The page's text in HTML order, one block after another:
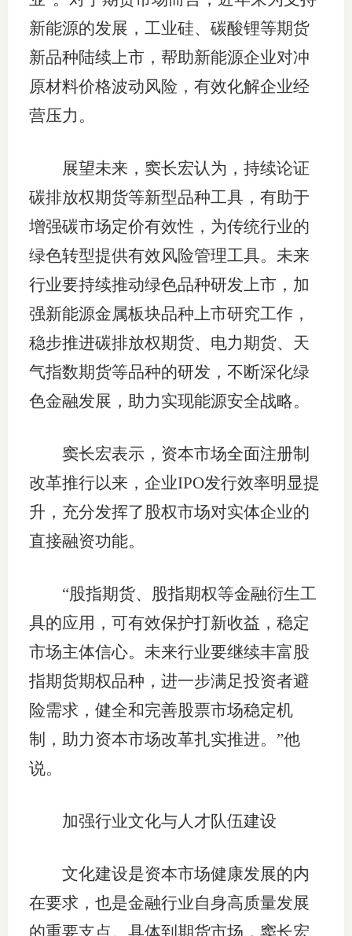
联系我
廉政举
新能源的发展，工业硅、碳酸锂等期货
新品种陆续上市，帮助新能源企业对冲
原材料价格波动风险，有效化解企业经
营压力。
展望未来，窦长宏认为，持续论证
碳排放权期货等新型品种工具，有助于
增强碳市场定价有效性，为传统行业的
绿色转型提供有效风险管理工具。未来
行业要持续推动绿色品种研发上市，加
强新能源金属板块品种上市研究工作，
稳步推进碳排放权期货、电力期货、天
气指数期货等品种的研发，不断深化绿
色金融发展，助力实现能源安全战略。
窦长宏表示，资本市场全面注册制
改革推行以来，企业IPO发行效率明显提
升，充分发挥了股权市场对实体企业的
直接融资功能。
“股指期货、股指期权等金融衍生工
具的应用，可有效保护打新收益，稳定
市场主体信心。未来行业要继续丰富股
指期货期权品种，进一步满足投资者避
险需求，健全和完善股票市场稳定机
制，助力资本市场改革扎实推进。”他
说。
加强行业文化与人才队伍建设
文化建设是资本市场健康发展的内
在要求，也是金融行业自身高质量发展
的重要支点。具体到期货市场，窦长宏